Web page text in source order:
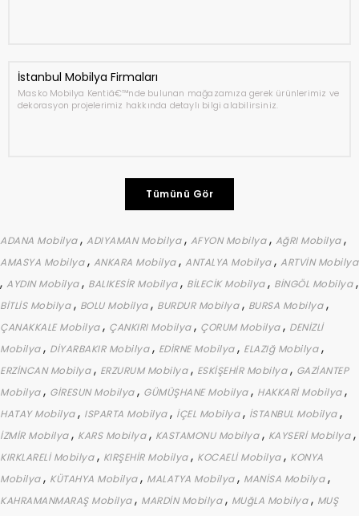
İstanbul Mobilya Firmaları
Masko Mobilya Kentiâ€™nde bulunan mağazamıza gerek ürünlerimiz ve
dekorasyon projelerimiz hakkında detaylı bilgi alabilirsiniz.
Tümünü Gör
ADANA Mobilya, ADIYAMAN Mobilya, AFYON Mobilya, AğRI Mobilya,
AMASYA Mobilya, ANKARA Mobilya, ANTALYA Mobilya, ARTVİN Mobilya
, AYDIN Mobilya, BALIKESİR Mobilya, BİLECİK Mobilya, BİNGÖL Mobilya,
BİTLİS Mobilya, BOLU Mobilya, BURDUR Mobilya, BURSA Mobilya,
ÇANAKKALE Mobilya, ÇANKIRI Mobilya, ÇORUM Mobilya, DENİZLİ
Mobilya, DİYARBAKIR Mobilya, EDİRNE Mobilya, ELAZIğ Mobilya,
ERZİNCAN Mobilya, ERZURUM Mobilya, ESKİŞEHİR Mobilya, GAZİANTEP
Mobilya, GİRESUN Mobilya, GÜMÜŞHANE Mobilya, HAKKARİ Mobilya,
HATAY Mobilya, ISPARTA Mobilya, İÇEL Mobilya, İSTANBUL Mobilya,
İZMİR Mobilya, KARS Mobilya, KASTAMONU Mobilya, KAYSERİ Mobilya,
KIRKLARELİ Mobilya, KIRŞEHİR Mobilya, KOCAELİ Mobilya, KONYA
Mobilya, KÜTAHYA Mobilya, MALATYA Mobilya, MANİSA Mobilya,
KAHRAMANMARAŞ Mobilya, MARDİN Mobilya, MUğLA Mobilya, MUŞ